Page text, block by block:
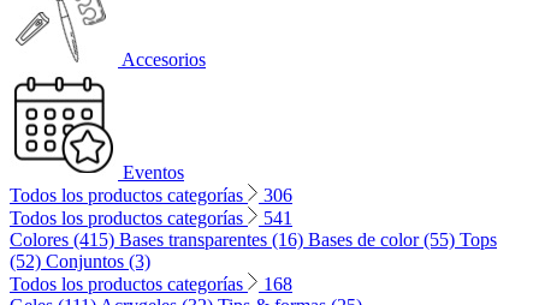
Accesorios
Eventos
Todos los productos categorías
306
Todos los productos categorías
541
Colores (415) Bases transparentes (16) Bases de color (55) Tops
(52) Conjuntos (3)
Todos los productos categorías
168